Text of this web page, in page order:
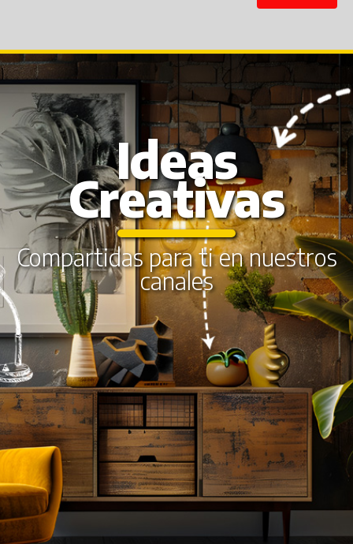
Ideas
Creativas
Compartidas para ti en nuestros
canales